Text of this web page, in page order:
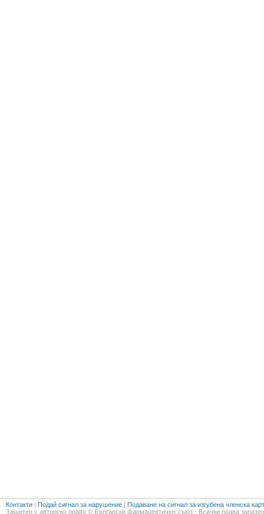
Контакти | Подай сигнал за нарушение | Подаване на сигнал за изгубена членска
Защитен с авторско право © Български фармацевтичен съюз - Всички права